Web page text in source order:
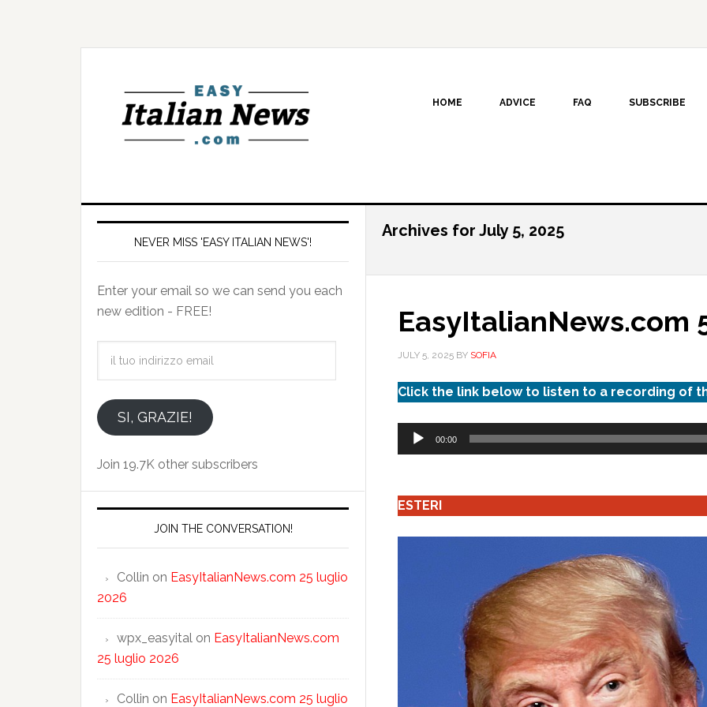
HOME ADVICE FAQ SUBSCRIBE
Archives for July 5, 2025
EasyItalianNews.com
JULY 5, 2025 BY SOFIA
Click the link below to listen to a recording of
Audio
Player
00:00
ESTERI
NEVER MISS 'EASY ITALIAN NEWS'!
Enter your email so we can send you each
new edition - FREE!
emailSI, GRAZIE!
Join 19.7K other subscribers
JOIN THE CONVERSATION!
Collin on EasyItalianNews.com 25 luglio
2026
wpx_easyital on EasyItalianNews.com
25 luglio 2026
Collin on EasyItalianNews.com 25 luglio